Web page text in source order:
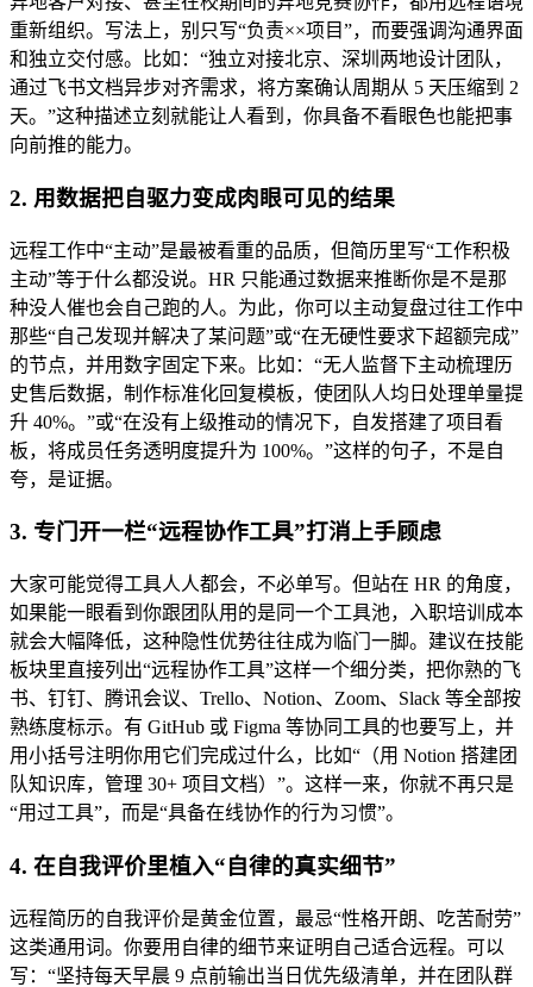
重新组织。写法上，别只写“负责××项目”，而要强调沟通界面
和独立交付感。比如：“独立对接北京、深圳两地设计团队，
通过飞书文档异步对齐需求，将方案确认周期从 5 天压缩到 2
天。”这种描述立刻就能让人看到，你具备不看眼色也能把事
向前推的能力。
2. 用数据把自驱力变成肉眼可见的结果
远程工作中“主动”是最被看重的品质，但简历里写“工作积极
主动”等于什么都没说。HR 只能通过数据来推断你是不是那
种没人催也会自己跑的人。为此，你可以主动复盘过往工作中
那些“自己发现并解决了某问题”或“在无硬性要求下超额完成”
的节点，并用数字固定下来。比如：“无人监督下主动梳理历
史售后数据，制作标准化回复模板，使团队人均日处理单量提
升 40%。”或“在没有上级推动的情况下，自发搭建了项目看
板，将成员任务透明度提升为 100%。”这样的句子，不是自
夸，是证据。
3. 专门开一栏“远程协作工具”打消上手顾虑
大家可能觉得工具人人都会，不必单写。但站在 HR 的角度，
如果能一眼看到你跟团队用的是同一个工具池，入职培训成本
就会大幅降低，这种隐性优势往往成为临门一脚。建议在技能
板块里直接列出“远程协作工具”这样一个细分类，把你熟的飞
书、钉钉、腾讯会议、Trello、Notion、Zoom、Slack 等全部按
熟练度标示。有 GitHub 或 Figma 等协同工具的也要写上，并
用小括号注明你用它们完成过什么，比如“（用 Notion 搭建团
队知识库，管理 30+ 项目文档）”。这样一来，你就不再只是
“用过工具”，而是“具备在线协作的行为习惯”。
4. 在自我评价里植入“自律的真实细节”
远程简历的自我评价是黄金位置，最忌“性格开朗、吃苦耐劳”
这类通用词。你要用自律的细节来证明自己适合远程。可以
写：“坚持每天早晨 9 点前输出当日优先级清单，并在团队群